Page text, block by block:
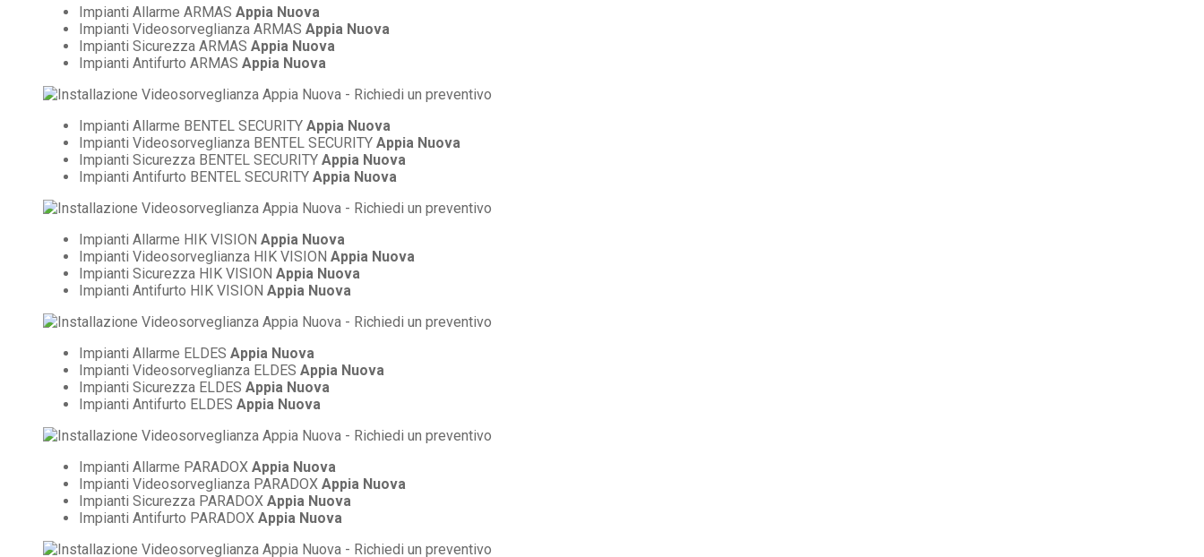
Impianti Allarme ARMAS Appia Nuova
Impianti Videosorveglianza ARMAS Appia Nuova
Impianti Sicurezza ARMAS Appia Nuova
Impianti Antifurto ARMAS Appia Nuova
Impianti Allarme BENTEL SECURITY Appia Nuova
Impianti Videosorveglianza BENTEL SECURITY Appia Nuova
Impianti Sicurezza BENTEL SECURITY Appia Nuova
Impianti Antifurto BENTEL SECURITY Appia Nuova
Impianti Allarme HIK VISION Appia Nuova
Impianti Videosorveglianza HIK VISION Appia Nuova
Impianti Sicurezza HIK VISION Appia Nuova
Impianti Antifurto HIK VISION Appia Nuova
Impianti Allarme ELDES Appia Nuova
Impianti Videosorveglianza ELDES Appia Nuova
Impianti Sicurezza ELDES Appia Nuova
Impianti Antifurto ELDES Appia Nuova
Impianti Allarme PARADOX Appia Nuova
Impianti Videosorveglianza PARADOX Appia Nuova
Impianti Sicurezza PARADOX Appia Nuova
Impianti Antifurto PARADOX Appia Nuova